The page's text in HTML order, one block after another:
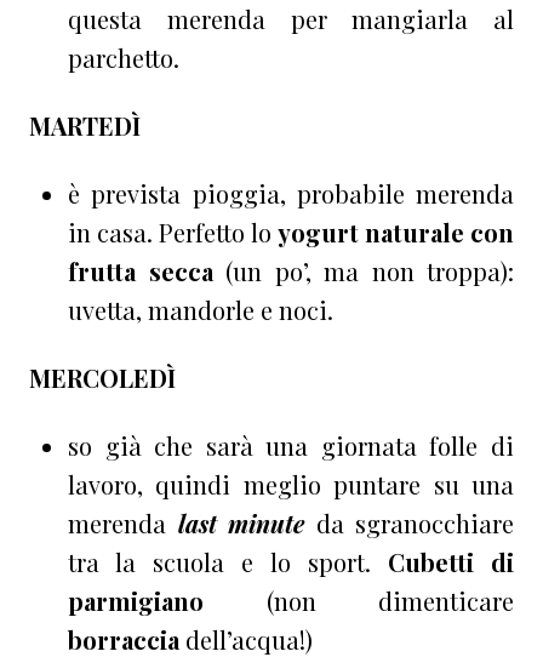
questa merenda per mangiarla al
parchetto.
MARTEDÌ
è prevista pioggia, probabile merenda
in casa. Perfetto lo yogurt naturale con
frutta secca (un po’, ma non troppa):
uvetta, mandorle e noci.
MERCOLEDÌ
so già che sarà una giornata folle di
lavoro, quindi meglio puntare su una
merenda last minuteda sgranocchiare
tra la scuola e lo sport. Cubetti di
parmigiano (non dimenticare
borraccia dell’acqua!)